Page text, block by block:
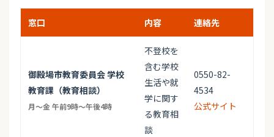
窓口 内容 連絡先
御殿場市教育委員会 学校
教育課（教育相談）
月～金 午前9時～午後4時
不登校を
含む学校
生活や就
学に関す
る教育相
談
0550-82-
4534
公式サイト